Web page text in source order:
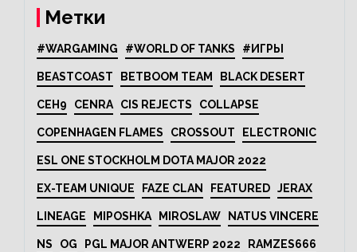
Метки
#WARGAMING #WORLD OF TANKS #ИГРЫ
BEASTCOAST BETBOOM TEAM BLACK DESERT
CEH9 CENRA CIS REJECTS COLLAPSE
COPENHAGEN FLAMES CROSSOUT ELECTRONIC
ESL ONE STOCKHOLM DOTA MAJOR 2022
EX-TEAM UNIQUE FAZE CLAN FEATURED JERAX
LINEAGE MIPOSHKA MIROSLAW NATUS VINCERE
NS OG PGL MAJOR ANTWERP 2022 RAMZES666